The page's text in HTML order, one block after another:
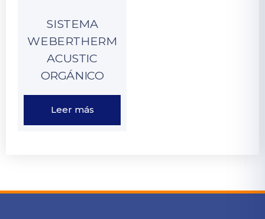
SISTEMA
WEBERTHERM
ACUSTIC
ORGÁNICO
Leer más